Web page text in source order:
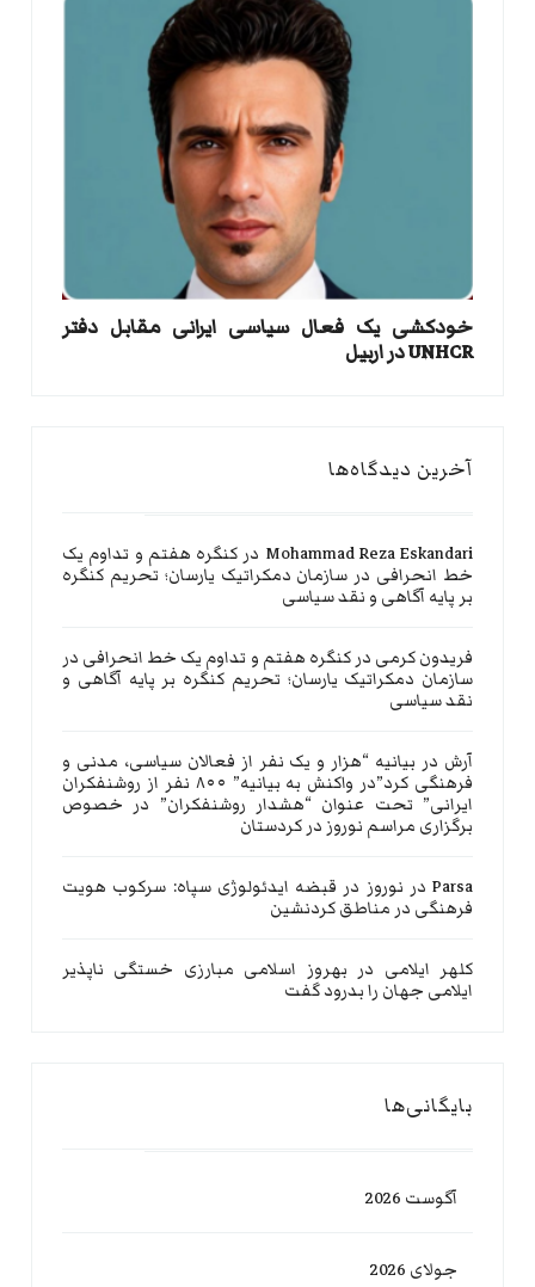
خودکشی یک فعال سیاسی ایرانی مقابل دفتر
UNHCR در اربیل
آخرین دیدگاه‌ها
Mohammad Reza Eskandari در کنگره هفتم و تداوم یک
خط انحرافی در سازمان دمکراتیک یارسان؛ تحریم کنگره
بر پایه آگاهی و نقد سیاسی
فریدون کرمی درکنگره هفتم و تداوم یک خط انحرافی در
سازمان دمکراتیک یارسان؛ تحریم کنگره بر پایه آگاهی و
نقد سیاسی
آرش در بیانیه “هزار و یک نفر از فعالان سیاسی، مدنی و
فرهنگی کرد”در واکنش به بیانیه” ۸۰۰ نفر از روشنفکران
ایرانی” تحت عنوان “هشدار روشنفکران” در خصوص
برگزاری مراسم نوروز در کردستان
Parsa در نوروز در قبضه ایدئولوژی سپاه: سرکوب هویت
فرهنگی در مناطق کردنشین
کلهر ایلامی در بهروز اسلامی مبارزی خستگی ناپذیر
ایلامی جهان را بدرود گفت
بایگانی‌ها
آگوست 2026
جولای 2026